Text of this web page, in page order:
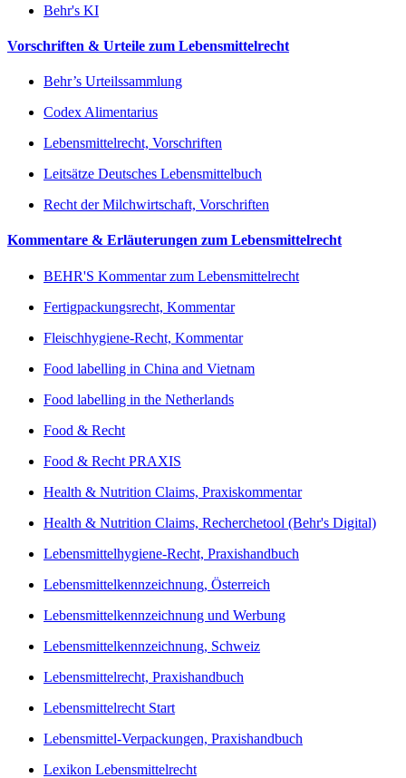
Behr's KI
Vorschriften & Urteile zum Lebensmittelrecht
Behr’s Urteilssammlung
Codex Alimentarius
Lebensmittelrecht, Vorschriften
Leitsätze Deutsches Lebensmittelbuch
Recht der Milchwirtschaft, Vorschriften
Kommentare & Erläuterungen zum Lebensmittelrecht
BEHR'S Kommentar zum Lebensmittelrecht
Fertigpackungsrecht, Kommentar
Fleischhygiene-Recht, Kommentar
Food labelling in China and Vietnam
Food labelling in the Netherlands
Food & Recht
Food & Recht PRAXIS
Health & Nutrition Claims, Praxiskommentar
Health & Nutrition Claims, Recherchetool (Behr's Digital)
Lebensmittelhygiene-Recht, Praxishandbuch
Lebensmittelkennzeichnung, Österreich
Lebensmittelkennzeichnung und Werbung
Lebensmittelkennzeichnung, Schweiz
Lebensmittelrecht, Praxishandbuch
Lebensmittelrecht Start
Lebensmittel-Verpackungen, Praxishandbuch
Lexikon Lebensmittelrecht